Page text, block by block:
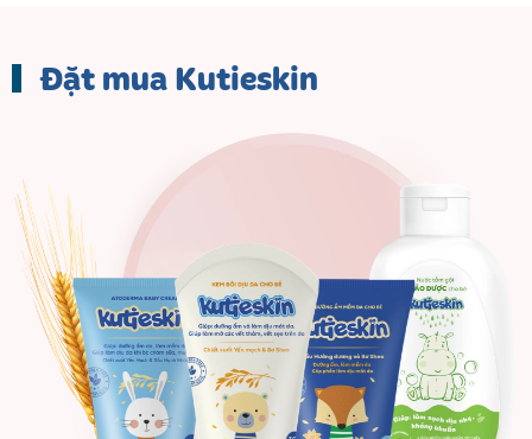
Đặt mua Kutieskin